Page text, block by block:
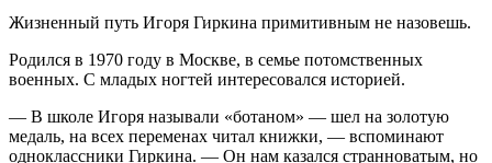
Жизненный путь Игоря Гиркина примитивным не назовешь.
Родился в 1970 году в Москве, в семье потомственных
военных. С младых ногтей интересовался историей.
— В школе Игоря называли «ботаном» — шел на золотую
медаль, на всех переменах читал книжки, — вспоминают
одноклассники Гиркина. — Он нам казался странноватым, но